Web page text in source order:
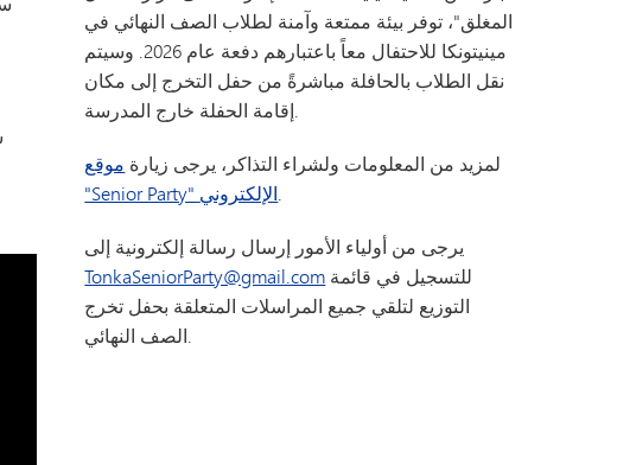
المغلق"، توفر بيئة ممتعة وآمنة لطلاب الصف النهائي في
مينيتونكا للاحتفال معاً باعتبارهم دفعة عام 2026. وسيتم
نقل الطلاب بالحافلة مباشرةً من حفل التخرج إلى مكان
إقامة الحفلة خارج المدرسة.
لمزيد من المعلومات ولشراء التذاكر، يرجى زيارة موقع
"Senior Party" الإلكتروني.
يرجى من أولياء الأمور إرسال رسالة إلكترونية إلى
TonkaSeniorParty@gmail.com
التوزيع لتلقي جميع المراسلات المتعلقة بحفل تخرج
الصف النهائي.